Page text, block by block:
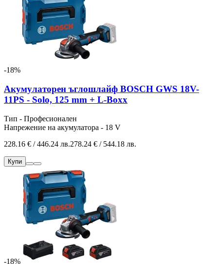
-18%
Акумулаторен ъглошлайф BOSCH GWS 18V-
11PS - Solo, 125 mm + L-Boxx
Тип - Професионален
Напрежение на акумулатора - 18 V
228.16 € / 446.24 лв.278.24 € / 544.18 лв.
Купи
-18%